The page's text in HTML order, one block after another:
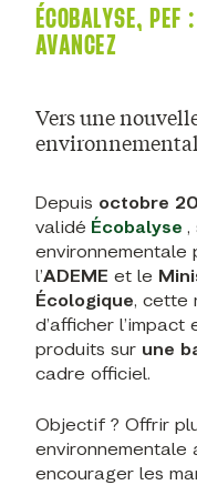
ÉCOBALYSE, PEF
AVANCEZ
Vers une
Depuis octobre
validé Écobalyse ,
environnementale
l’ADEME et le
Écologique, cette
d’afficher
produits sur une
cadre officiel.
Objectif ? Offrir
environnementale
encourager les